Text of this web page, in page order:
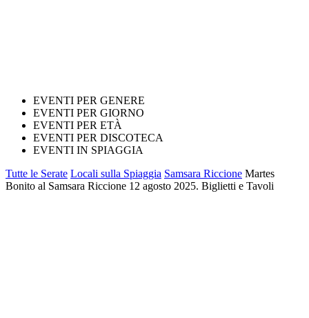
EVENTI PER GENERE
EVENTI PER GIORNO
EVENTI PER ETÀ
EVENTI PER DISCOTECA
EVENTI IN SPIAGGIA
Tutte le Serate Locali sulla Spiaggia Samsara Riccione Martes
Bonito al Samsara Riccione 12 agosto 2025. Biglietti e Tavoli